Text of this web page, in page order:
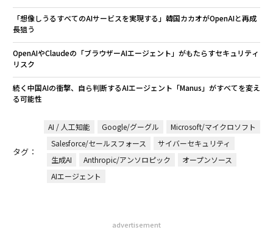
「想像しうるすべてのAIサービスを実現する」韓国カカオがOpenAIと再成
長狙う
OpenAIやClaudeの「ブラウザーAIエージェント」がもたらすセキュリティ
リスク
続く中国AIの衝撃、自ら判断するAIエージェント「Manus」がすべてを変え
る可能性
タグ：
AI / 人工知能 Google/グーグル
Microsoft/マイクロソフト
Salesforce/セールスフォース
サイバーセキュリティ
生成AI
Anthropic/アンソロピック
オープンソース
AIエージェント
advertisement